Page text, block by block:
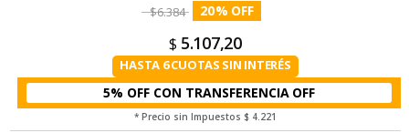
$6.384 20%
$ 5.107,20
HASTA 6 CUOTAS SIN INTERÉS
5% OFF CON TRANSFERENCIA
* Precio sin Impuestos $ 4.221